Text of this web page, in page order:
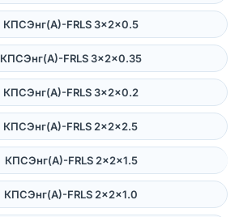
КПСЭнг(А)-FRLS 3×2×0.5
КПСЭнг(А)-FRLS 3×2×0.35
КПСЭнг(А)-FRLS 3×2×0.2
КПСЭнг(А)-FRLS 2×2×2.5
КПСЭнг(А)-FRLS 2×2×1.5
КПСЭнг(А)-FRLS 2×2×1.0